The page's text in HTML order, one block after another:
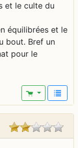
et le culte du
équilibrées et le
bout. Bref un
pour le